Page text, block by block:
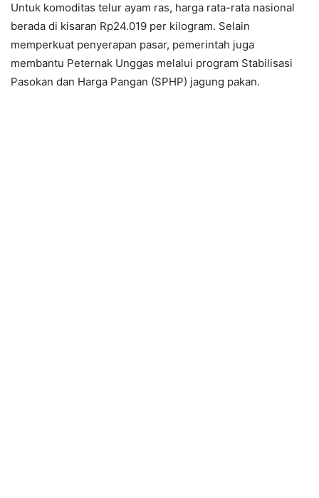
Untuk komoditas telur ayam ras, harga rata-rata nasional
berada di kisaran Rp24.019 per kilogram. Selain
memperkuat penyerapan pasar, pemerintah juga
membantu Peternak Unggas melalui program Stabilisasi
Pasokan dan Harga Pangan (SPHP) jagung pakan.